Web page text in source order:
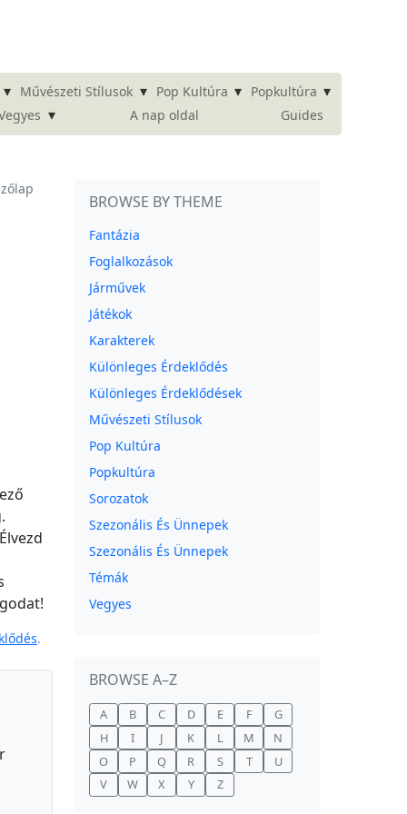
▾ Művészeti Stílusok ▾ Pop Kultúra ▾ Popkultúra ▾
▾ A nap oldal Guides
.
BROWSE BY THEME
Fantázia
Foglalkozások
Járművek
Játékok
Karakterek
Különleges Érdeklődés
Különleges Érdeklődések
Művészeti Stílusok
Pop Kultúra
Popkultúra
Sorozatok
Szezonális És Ünnepek
Szezonális És Ünnepek
Témák
Vegyes
BROWSE A–Z
A B C D E F
G
H
I J K L M
N
O
P Q R S T
U
V
W X Y Z